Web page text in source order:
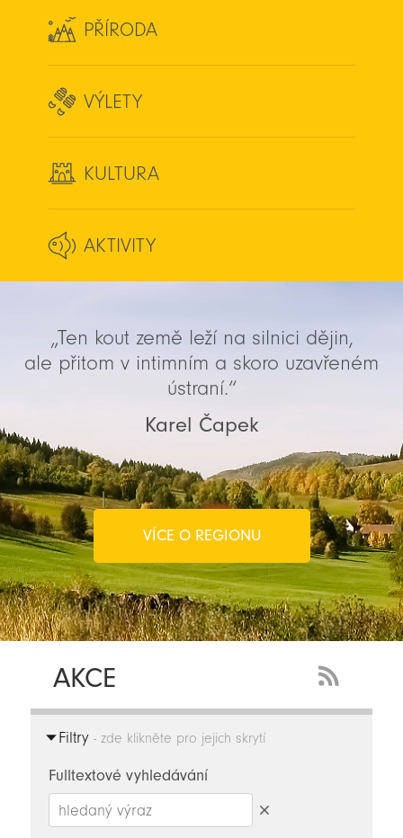
PŘÍRODA
VÝLETY
KULTURA
AKTIVITY
„Ten kout země leží na silnici dějin,
ale přitom v intimním a skoro uzavřeném
ústraní.“
Karel Čapek
VÍCE O REGIONU
AKCE
Feed
Filtry- zde klikněte pro jejich skrytí
Fulltextové vyhledávání